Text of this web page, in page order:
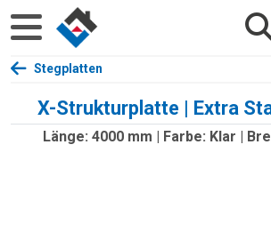
Stegplatten
X-Strukturplatte | Extra
Länge: 4000 mm | Farbe: Klar |